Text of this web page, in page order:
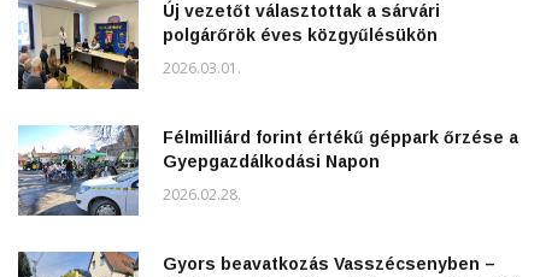
Új vezetőt választottak a sárvári
polgárőrök éves közgyűlésükön
2026.03.01.
Félmilliárd forint értékű géppark őrzése a
Gyepgazdálkodási Napon
2026.02.28.
Gyors beavatkozás Vasszécsenyben –